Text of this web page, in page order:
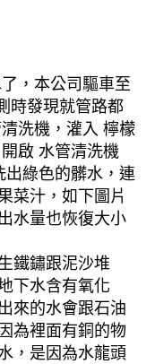
，本公司驅車至
時發現就管路都
洗機，灌入 檸檬
啟 水管清洗機
出綠色的髒水，連
菜汁，如下圖片
水量也恢復大小
鐵鏽跟泥沙堆
下水含有氧化
來的水會跟石油
為裡面有銅的物
，是因為水龍頭